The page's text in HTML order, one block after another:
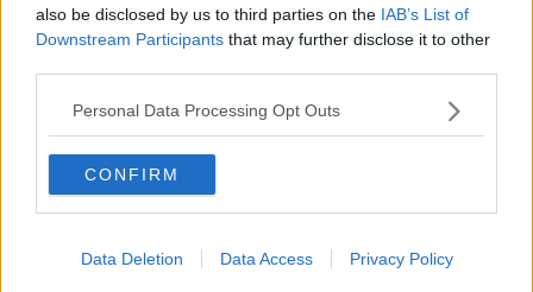
also be disclosed by us to third parties on the IAB’s List of
Downstream Participants that may further disclose it to other
Personal Data Processing Opt Outs
CONFIRM
Data Deletion Data Access Privacy Policy
Johnson, da Trump a Biden alla Brexit
L'AUKUS e il Quad
Biden, primo presidente USA non in guerra
Bennet, un giorno in attesa di Biden
Il ritorno dei talebani
​La lenta agonia del Libano
Sudafrica, è allarme alimentare
Usa di nuovo al centro della geopolitica internazionale
La farsa delle elezioni in Siria